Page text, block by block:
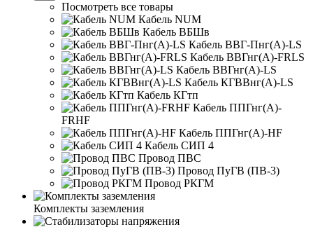
Посмотреть все товары
Кабель NUM
Кабель ВБШв
Кабель ВВГ-Пнг(А)-LS
Кабель ВВГнг(А)-FRLS
Кабель ВВГнг(А)-LS
Кабель КГВВнг(А)-LS
Кабель КГтп
Кабель ППГнг(А)-
FRHF
Кабель ППГнг(А)-HF
Кабель СИП 4
Провод ПВС
Провод ПуГВ (ПВ-3)
Провод РКГМ
Комплекты заземления